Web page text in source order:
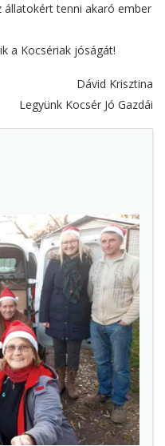
állatokért tenni akaró ember
a Kocsériak jóságát!
Dávid Krisztina
Legyünk Kocsér Jó Gazdái